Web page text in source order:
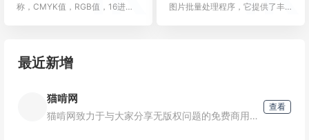
称，CMYK值，RGB值，16进制
图片批量处理程序，它提供了丰
最近新增
猫啃网
猫啃网致力于与大家分享无版权问题的免费商用字体信息，欢迎大家常来逛逛。
查看